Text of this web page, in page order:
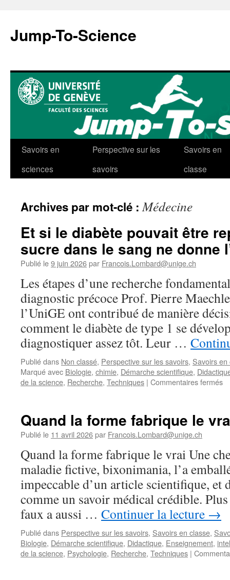
contenu
Jump-To-Science
Savoirs en
sciences
Perspective sur les
savoirs
Savoirs en
classe
Archives par mot-clé :Médecine
Et si le diabète pouvait être
sucre dans le sang ne donne
Publié le9 juin 2026par Francois.Lombard@unige.ch
Les étapes d’une recherche
diagnostic précoce Prof. Pierre
l’UniGE ont contribué de manière
comment le diabète de type 1 se
diagnostiquer assez tôt. Leur …
Publié dans Non classé, Perspective sur les savoirs, Savoirs en
Marqué avec Biologie, chimie, Démarche scientifique,
de la science, Recherche, Techniques | Commentaires fermés
le
ne
Quand la forme fabrique le
Publié le 11 avril 2026par Francois.Lombard@unige.ch
Quand la forme fabrique le vrai Une
maladie fictive, bixonimania, l’a
impeccable d’un article scientifique, et
comme un savoir médical crédible.
faux a aussi … Continuer la lecture →
Publié dans Perspective sur les savoirs, Savoirs en classe,
Biologie, Démarche scientifique, Didactique, Enseignement,
de la science, Psychologie, Recherche, Techniques |